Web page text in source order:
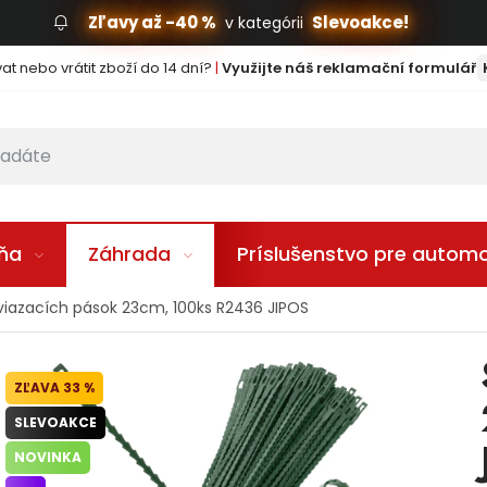
Zľavy až -40 % v kategórii Slevoakce!
nebo vrátit zboží do 14 dní? | Využijte náš reklamační formulář
Záhrada Príslušenstvo pre
pások 23cm, 100ks R2436 JIPOS
33 %
SLEVOAKCE
NOVINKA